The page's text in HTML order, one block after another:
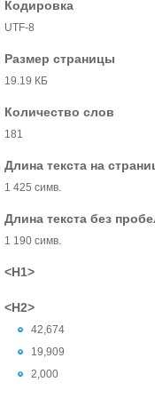
Кодировка
UTF-8
Размер страницы
19.19 КБ
Количество слов
181
Длина текста на
1 425 симв.
Длина текста без
1 190 симв.
<H1>
<H2>
42,674
19,909
2,000